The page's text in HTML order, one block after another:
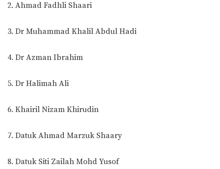
2. Ahmad Fadhli Shaari
3. Dr Muhammad Khalil Abdul Hadi
4. Dr Azman Ibrahim
5. Dr Halimah Ali
6. Khairil Nizam Khirudin
7. Datuk Ahmad Marzuk Shaary
8. Datuk Siti Zailah Mohd Yusof